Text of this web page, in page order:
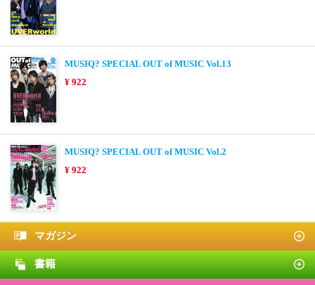
MUSIQ? SPECIAL OUT of MUSIC Vol.13
¥ 922
MUSIQ? SPECIAL OUT of MUSIC Vol.2
¥ 922
マガジン
書籍